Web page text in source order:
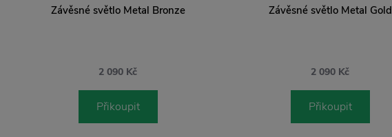
Závěsné světlo Metal Bronze
2 090 Kč
Přikoupit
Závěsné světlo Metal Gold
2 090 Kč
Přikoupit